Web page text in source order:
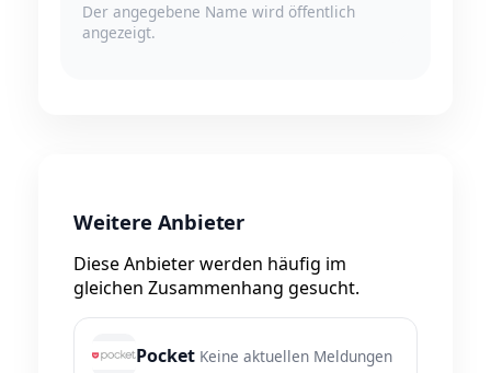
Der angegebene Name wird öffentlich
angezeigt.
Weitere Anbieter
Diese Anbieter werden häufig im
gleichen Zusammenhang gesucht.
Pocket Keine aktuellen Meldungen